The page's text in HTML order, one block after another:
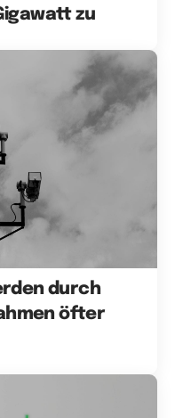
zu
durch
öfter